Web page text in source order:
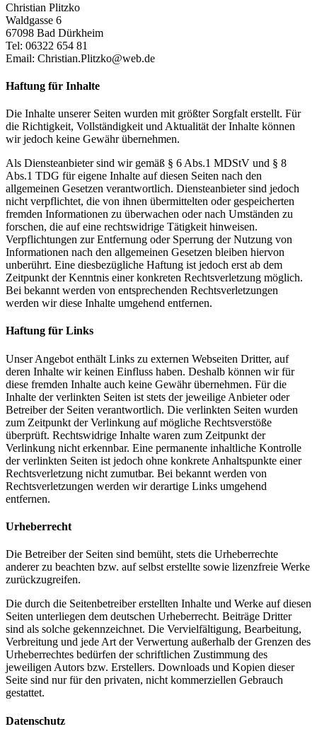
Christian Plitzko
Waldgasse 6
67098 Bad Dürkheim
Tel: 06322 654 81
Email: Christian.Plitzko@web.de
Haftung für Inhalte
Die Inhalte unserer Seiten wurden mit größter Sorgfalt erstellt. Für
die Richtigkeit, Vollständigkeit und Aktualität der Inhalte können
wir jedoch keine Gewähr übernehmen.
Als Diensteanbieter sind wir gemäß § 6 Abs.1 MDStV und § 8
Abs.1 TDG für eigene Inhalte auf diesen Seiten nach den
allgemeinen Gesetzen verantwortlich. Diensteanbieter sind jedoch
nicht verpflichtet, die von ihnen übermittelten oder gespeicherten
fremden Informationen zu überwachen oder nach Umständen zu
forschen, die auf eine rechtswidrige Tätigkeit hinweisen.
Verpflichtungen zur Entfernung oder Sperrung der Nutzung von
Informationen nach den allgemeinen Gesetzen bleiben hiervon
unberührt. Eine diesbezügliche Haftung ist jedoch erst ab dem
Zeitpunkt der Kenntnis einer konkreten Rechtsverletzung möglich.
Bei bekannt werden von entsprechenden Rechtsverletzungen
werden wir diese Inhalte umgehend entfernen.
Haftung für Links
Unser Angebot enthält Links zu externen Webseiten Dritter, auf
deren Inhalte wir keinen Einfluss haben. Deshalb können wir für
diese fremden Inhalte auch keine Gewähr übernehmen. Für die
Inhalte der verlinkten Seiten ist stets der jeweilige Anbieter oder
Betreiber der Seiten verantwortlich. Die verlinkten Seiten wurden
zum Zeitpunkt der Verlinkung auf mögliche Rechtsverstöße
überprüft. Rechtswidrige Inhalte waren zum Zeitpunkt der
Verlinkung nicht erkennbar. Eine permanente inhaltliche Kontrolle
der verlinkten Seiten ist jedoch ohne konkrete Anhaltspunkte einer
Rechtsverletzung nicht zumutbar. Bei bekannt werden von
Rechtsverletzungen werden wir derartige Links umgehend
entfernen.
Urheberrecht
Die Betreiber der Seiten sind bemüht, stets die Urheberrechte
anderer zu beachten bzw. auf selbst erstellte sowie lizenzfreie Werke
zurückzugreifen.
Die durch die Seitenbetreiber erstellten Inhalte und Werke auf diesen
Seiten unterliegen dem deutschen Urheberrecht. Beiträge Dritter
sind als solche gekennzeichnet. Die Vervielfältigung, Bearbeitung,
Verbreitung und jede Art der Verwertung außerhalb der Grenzen des
Urheberrechtes bedürfen der schriftlichen Zustimmung des
jeweiligen Autors bzw. Erstellers. Downloads und Kopien dieser
Seite sind nur für den privaten, nicht kommerziellen Gebrauch
gestattet.
Datenschutz